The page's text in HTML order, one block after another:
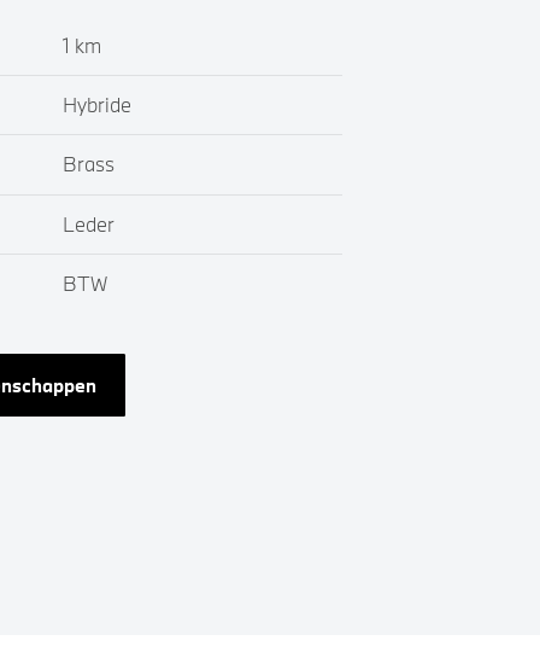
1 km
Hybride
Brass
Leder
BTW